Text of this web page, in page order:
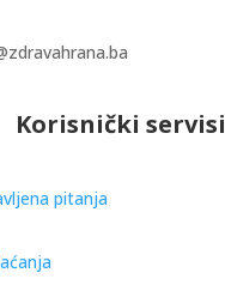
Korisnički servisi
pitanja